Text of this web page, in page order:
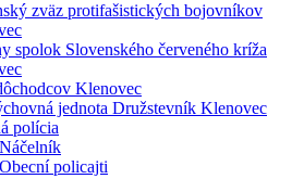
zväz protifašistických bojovníkov
spolok Slovenského červeného kríža
Klenovec
jednota Družstevník Klenovec
polícia
Náčelník
Obecní policajti